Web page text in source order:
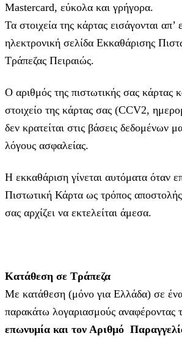
Mastercard, εύκολα και γρήγορα.
Τα στοιχεία της κάρτας εισάγoνται απ’
ηλεκτρονική σελίδα Εκκαθάρισης
Τράπεζας Πειραιώς.
Ο αριθμός της πιστωτικής σας κάρτας
στοιχείο της κάρτας σας (CCV2,
δεν κρατείται στις βάσεις δεδομένων
λόγους ασφαλείας.
Η εκκαθάριση γίνεται αυτόματα όταν
Πιστωτική Κάρτα ως τρόπος
σας αρχίζει να εκτελείται άμεσα.
Κατάθεση σε Τράπεζα
Με κατάθεση (μόνο για Ελλάδα) σε
παρακάτω λογαριασμούς αναφέροντας
επωνυμία και τον Αριθμό